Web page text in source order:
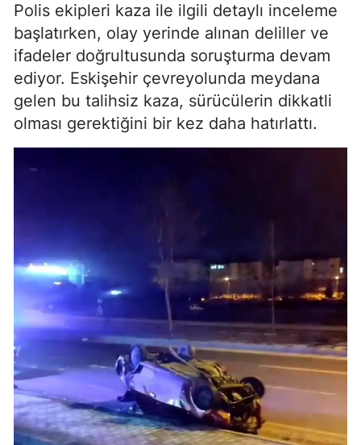
Polis ekipleri kaza ile ilgili detaylı inceleme
başlatırken, olay yerinde alınan deliller ve
ifadeler doğrultusunda soruşturma devam
ediyor. Eskişehir çevreyolunda meydana
gelen bu talihsiz kaza, sürücülerin dikkatli
olması gerektiğini bir kez daha hatırlattı.